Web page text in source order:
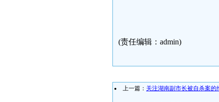
(责任编辑：admin)
上一篇： 关注湖南副市长被自杀案的